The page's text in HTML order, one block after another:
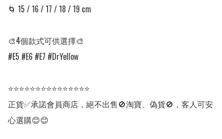
🌀 15 / 16 / 17 / 18 / 19 cm
🎨4個款式可供選擇🎨
#E5 #E6 #E7 #DrYellow
⭐⭐⭐⭐⭐⭐⭐⭐⭐⭐⭐⭐⭐⭐⭐
正貨✅承諾會員商店，絕不出售🚫淘寶、偽貨🚫，客人可安
心選購😊😊